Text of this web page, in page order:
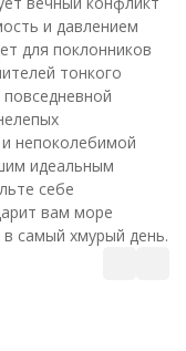
и давлением
для поклонников
тонкого
непоколебимой
идеальным
себе
вам море
самый хмурый день.